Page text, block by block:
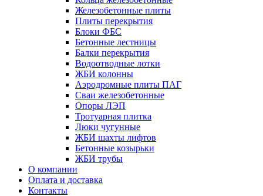
Железобетонные плиты
Плиты перекрытия
Блоки ФБС
Бетонные лестницы
Балки перекрытия
Водоотводные лотки
ЖБИ колонны
Аэродромные плиты ПАГ
Сваи железобетонные
Опоры ЛЭП
Тротуарная плитка
Люки чугунные
ЖБИ шахты лифтов
Бетонные козырьки
ЖБИ трубы
О компании
Оплата и доставка
Контакты